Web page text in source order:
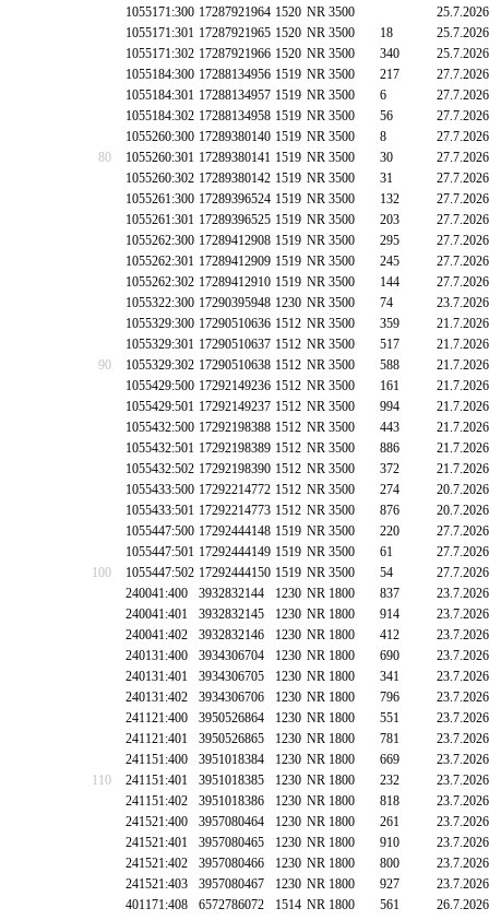
1055171:300 17287921964 1520 NR 3500
25.7.2026
1055171:301 17287921965 1520 NR 3500 18
25.7.2026
1055171:302 17287921966 1520 NR 3500 340
25.7.2026
1055184:300 17288134956 1519 NR 3500 217
27.7.2026
1055184:301 17288134957 1519 NR 3500 6
27.7.2026
1055184:302 17288134958 1519 NR 3500 56
27.7.2026
1055260:300 17289380140 1519 NR 3500 8
27.7.2026
80
1055260:301 17289380141 1519 NR 3500 30
27.7.2026
1055260:302 17289380142 1519 NR 3500 31
27.7.2026
1055261:300 17289396524 1519 NR 3500 132
27.7.2026
1055261:301 17289396525 1519 NR 3500 203
27.7.2026
1055262:300 17289412908 1519 NR 3500 295
27.7.2026
1055262:301 17289412909 1519 NR 3500 245
27.7.2026
1055262:302 17289412910 1519 NR 3500 144
27.7.2026
1055322:300 17290395948 1230 NR 3500 74
23.7.2026
1055329:300 17290510636 1512 NR 3500 359
21.7.2026
1055329:301 17290510637 1512 NR 3500 517
21.7.2026
90
1055329:302 17290510638 1512 NR 3500 588
21.7.2026
1055429:500 17292149236 1512 NR 3500 161
21.7.2026
1055429:501 17292149237 1512 NR 3500 994
21.7.2026
1055432:500 17292198388 1512 NR 3500 443
21.7.2026
1055432:501 17292198389 1512 NR 3500 886
21.7.2026
1055432:502 17292198390 1512 NR 3500 372
21.7.2026
1055433:500 17292214772 1512 NR 3500 274
20.7.2026
1055433:501 17292214773 1512 NR 3500 876
20.7.2026
1055447:500 17292444148 1519 NR 3500 220
27.7.2026
1055447:501 17292444149 1519 NR 3500 61
27.7.2026
100
1055447:502 17292444150 1519 NR 3500 54
27.7.2026
240041:400
3932832144 1230 NR 1800 837
23.7.2026
240041:401
3932832145 1230 NR 1800 914
23.7.2026
240041:402
3932832146 1230 NR 1800 412
23.7.2026
240131:400
3934306704 1230 NR 1800 690
23.7.2026
240131:401
3934306705 1230 NR 1800 341
23.7.2026
240131:402
3934306706 1230 NR 1800 796
23.7.2026
241121:400
3950526864 1230 NR 1800 551
23.7.2026
241121:401
3950526865 1230 NR 1800 781
23.7.2026
241151:400
3951018384 1230 NR 1800 669
23.7.2026
110
241151:401 3951018385 1230 NR 1800 232
23.7.2026
241151:402
3951018386 1230 NR 1800 818
23.7.2026
241521:400
3957080464 1230 NR 1800 261
23.7.2026
241521:401
3957080465 1230 NR 1800 910
23.7.2026
241521:402
3957080466 1230 NR 1800 800
23.7.2026
241521:403
3957080467 1230 NR 1800 927
23.7.2026
401171:408
6572786072 1514 NR 1800 561
26.7.2026